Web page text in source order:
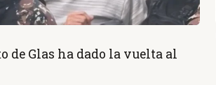
de Glas ha dado la vuelta al